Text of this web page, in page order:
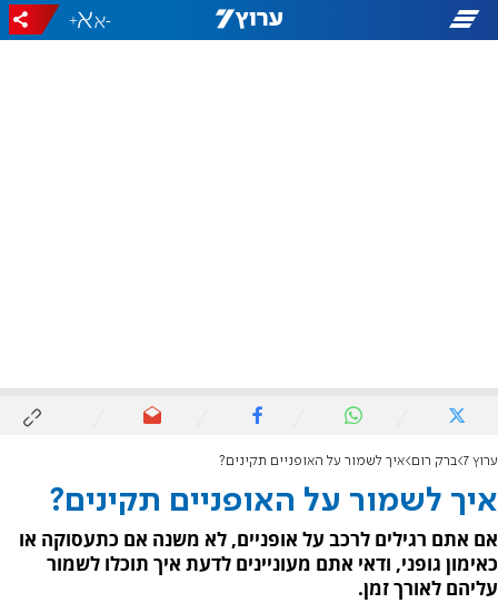
-
+
ערוץ 7 ברק רום איך לשמור על האופניים תקינים?
איך לשמור על האופניים תקינים?
אם אתם רגילים לרכב על אופניים, לא משנה אם כתעסוקה או
כאימון גופני, ודאי אתם מעוניינים לדעת איך תוכלו לשמור
עליהם לאורך זמן.